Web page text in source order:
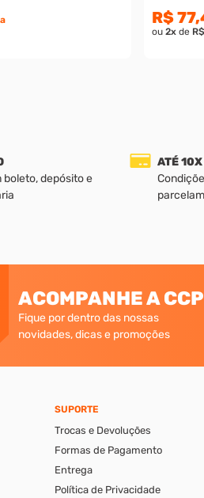
R$
ou 2xde
boleto, depósito e
ATÉ
ACOMPANHE A CCP
Fique por dentro das nossas
novidades, dicas e promoções
SUPORTE
Trocas e Devoluções
Formas de Pagamento
Entrega
Política de Privacidade